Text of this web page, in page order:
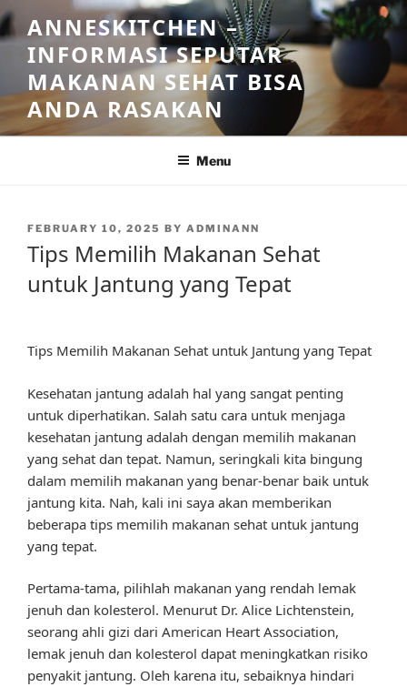
Skip
to
content
ANNESKITCHEN –
INFORMASI SEPUTAR
MAKANAN SEHAT BISA
ANDA RASAKAN
Menu
POSTED
ON
FEBRUARY 10, 2025 BY ADMINANN
Tips Memilih Makanan Sehat
untuk Jantung yang Tepat
Tips Memilih Makanan Sehat untuk Jantung yang Tepat
Kesehatan jantung adalah hal yang sangat penting
untuk diperhatikan. Salah satu cara untuk menjaga
kesehatan jantung adalah dengan memilih makanan
yang sehat dan tepat. Namun, seringkali kita bingung
dalam memilih makanan yang benar-benar baik untuk
jantung kita. Nah, kali ini saya akan memberikan
beberapa tips memilih makanan sehat untuk jantung
yang tepat.
Pertama-tama, pilihlah makanan yang rendah lemak
jenuh dan kolesterol. Menurut Dr. Alice Lichtenstein,
seorang ahli gizi dari American Heart Association,
lemak jenuh dan kolesterol dapat meningkatkan risiko
penyakit jantung. Oleh karena itu, sebaiknya hindari